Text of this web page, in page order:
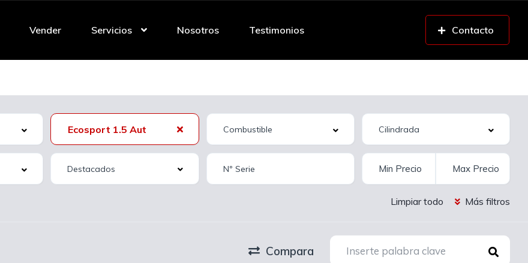
Vender Servicios Nosotros Testimonios Contacto
Ecosport 1.5 Aut
Destacados
Limpiar todo Más filtros
Compara